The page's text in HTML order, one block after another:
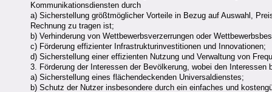
Kommunikationsdiensten durch
a) Sicherstellung größtmöglicher Vorteile in Bezug auf Auswahl,
Rechnung zu tragen ist;
b) Verhinderung von Wettbewerbsverzerrungen oder
c) Förderung effizienter Infrastrukturinvestitionen und Innovationen;
d) Sicherstellung einer effizienten Nutzung und Verwaltung von
3. Förderung der Interessen der Bevölkerung, wobei den
a) Sicherstellung eines flächendeckenden Universaldienstes;
b) Schutz der Nutzer insbesondere durch ein einfaches und